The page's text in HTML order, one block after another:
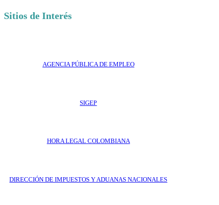
Sitios de Interés
AGENCIA PÚBLICA DE EMPLEO
SIGEP
HORA LEGAL COLOMBIANA
DIRECCIÓN DE IMPUESTOS Y ADUANAS NACIONALES